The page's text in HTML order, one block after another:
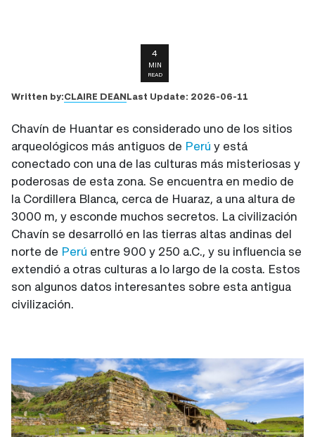
4
MIN
READ
Written by:CLAIRE DEANLast Update: 2026-06-11
Chavín de Huantar es considerado uno de los sitios
arqueológicos más antiguos de Perú y está
conectado con una de las culturas más misteriosas y
poderosas de esta zona. Se encuentra en medio de
la Cordillera Blanca, cerca de Huaraz, a una altura de
3000 m, y esconde muchos secretos. La civilización
Chavín se desarrolló en las tierras altas andinas del
norte de Perú entre 900 y 250 a.C., y su influencia se
extendió a otras culturas a lo largo de la costa. Estos
son algunos datos interesantes sobre esta antigua
civilización.